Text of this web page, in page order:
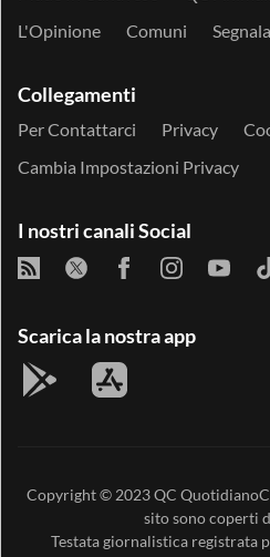
L'Opinione
Comuni
Collegamenti
Per Contattarci Privacy
Cambia Impostazioni Privacy
I nostri canali Social
Scarica la nostra app
Copyright © 2023QC
sito sono coperti
Testata giornalistica registrata